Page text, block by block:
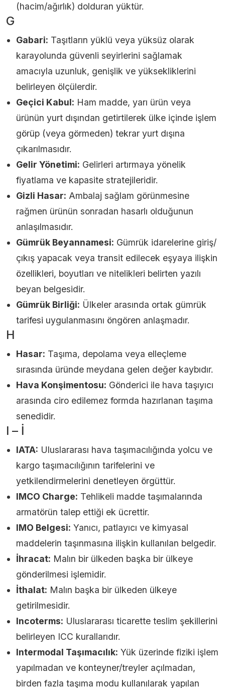
(hacim/ağırlık) dolduran yüktür.
G
Gabari: Taşıtların yüklü veya yüksüz olarak
karayolunda güvenli seyirlerini sağlamak
amacıyla uzunluk, genişlik ve yüksekliklerini
belirleyen ölçülerdir.
Geçici Kabul: Ham madde, yarı ürün veya
ürünün yurt dışından getirtilerek ülke içinde işlem
görüp (veya görmeden) tekrar yurt dışına
çıkarılmasıdır.
Gelir Yönetimi: Gelirleri artırmaya yönelik
fiyatlama ve kapasite stratejileridir.
Gizli Hasar: Ambalaj sağlam görünmesine
rağmen ürünün sonradan hasarlı olduğunun
anlaşılmasıdır.
Gümrük Beyannamesi: Gümrük idarelerine giriş/
çıkış yapacak veya transit edilecek eşyaya ilişkin
özellikleri, boyutları ve nitelikleri belirten yazılı
beyan belgesidir.
Gümrük Birliği: Ülkeler arasında ortak gümrük
tarifesi uygulanmasını öngören anlaşmadır.
H
Hasar: Taşıma, depolama veya elleçleme
sırasında üründe meydana gelen değer kaybıdır.
Hava Konşimentosu: Gönderici ile hava taşıyıcı
arasında ciro edilemez formda hazırlanan taşıma
senedidir.
I – İ
IATA: Uluslararası hava taşımacılığında yolcu ve
kargo taşımacılığının tarifelerini ve
yetkilendirmelerini denetleyen örgüttür.
IMCO Charge: Tehlikeli madde taşımalarında
armatörün talep ettiği ek ücrettir.
IMO Belgesi: Yanıcı, patlayıcı ve kimyasal
maddelerin taşınmasına ilişkin kullanılan belgedir.
İhracat: Malın bir ülkeden başka bir ülkeye
gönderilmesi işlemidir.
İthalat: Malın başka bir ülkeden ülkeye
getirilmesidir.
Incoterms: Uluslararası ticarette teslim şekillerini
belirleyen ICC kurallarıdır.
Intermodal Taşımacılık: Yük üzerinde fiziki işlem
yapılmadan ve konteyner/treyler açılmadan,
birden fazla taşıma modu kullanılarak yapılan